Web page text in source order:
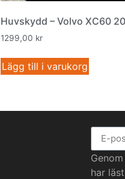
Huvskydd – Volvo XC60
1299,00 kr
Lägg till i varukorg
har